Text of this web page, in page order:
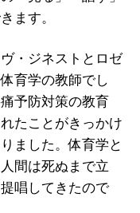
ます。
・ジネストとロゼ
育学の教師でし
予防対策の教育
たことがきっかけ
ました。体育学と
間は死ぬまで立
唱してきたので